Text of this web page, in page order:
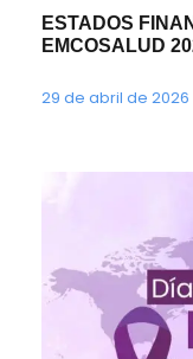
ESTADOS
EMCOSALUD
29 de abril de 2026